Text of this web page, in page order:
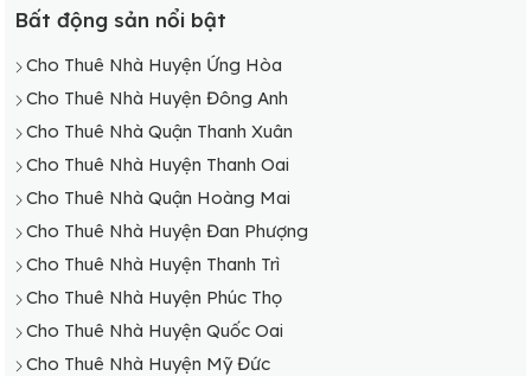
Cho Thuê Nhà Huyện Mê Linh
Cho Thuê Nhà Huyện Phú Xuyên
Cho Thuê Nhà Huyện Phúc Thọ
Cho Thuê Nhà Huyện Quốc Oai
Cho Thuê Nhà Huyện Sóc Sơn
Cho Thuê Nhà Huyện Thạch Thất
Cho Thuê Nhà Huyện Thanh Oai
Cho Thuê Nhà Huyện Thanh Trì
Cho Thuê Nhà Huyện Thường Tín
Cho Thuê Nhà Huyện Ứng Hòa
Bất động sản nổi bật
Cho Thuê Nhà Huyện Ứng Hòa
Cho Thuê Nhà Huyện Đông Anh
Cho Thuê Nhà Quận Thanh Xuân
Cho Thuê Nhà Huyện Thanh Oai
Cho Thuê Nhà Quận Hoàng Mai
Cho Thuê Nhà Huyện Đan Phượng
Cho Thuê Nhà Huyện Thanh Trì
Cho Thuê Nhà Huyện Phúc Thọ
Cho Thuê Nhà Huyện Quốc Oai
Cho Thuê Nhà Huyện Mỹ Đức